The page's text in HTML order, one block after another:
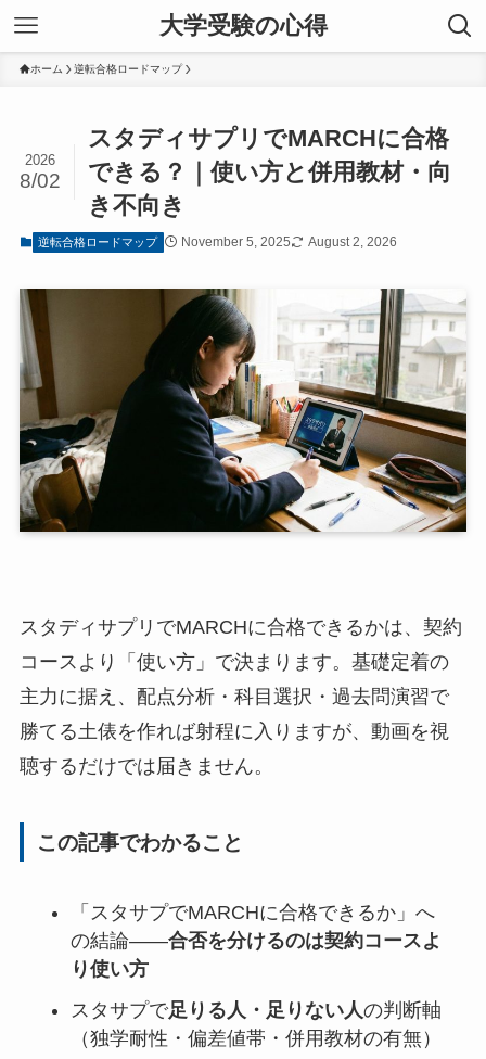
大学受験の心得
ホーム 逆転合格ロードマップ
スタディサプリでMARCHに合格
できる？｜使い方と併用教材・向
き不向き
2026
8/02
逆転合格ロードマップ November 5, 2025 August 2, 2026
スタディサプリでMARCHに合格できるかは、契約
コースより「使い方」で決まります。基礎定着の
主力に据え、配点分析・科目選択・過去問演習で
勝てる土俵を作れば射程に入りますが、動画を視
聴するだけでは届きません。
この記事でわかること
「スタサプでMARCHに合格できるか」へ
の結論――合否を分けるのは契約コースよ
り使い方
スタサプで足りる人・足りない人の判断軸
（独学耐性・偏差値帯・併用教材の有無）